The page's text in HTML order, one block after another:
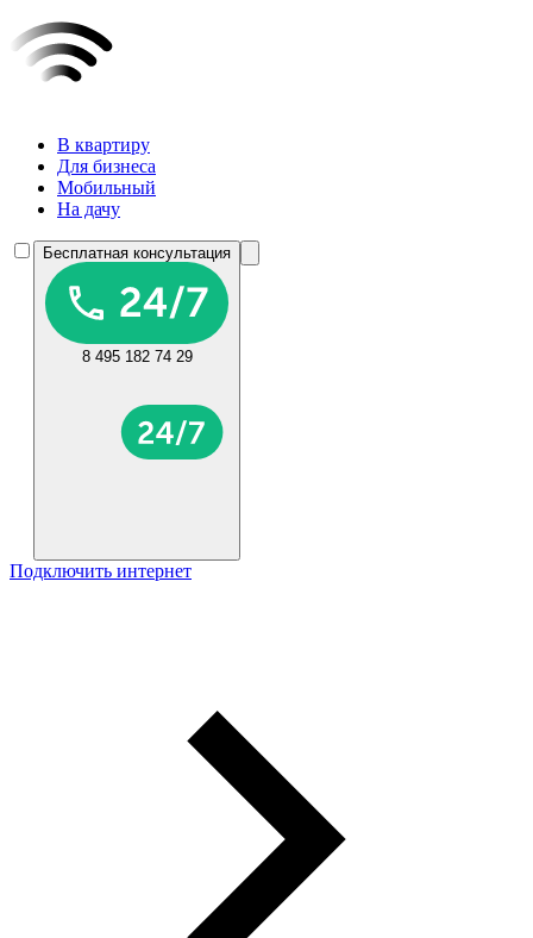
В квартиру
Для бизнеса
Мобильный
На дачу
Бесплатная консультация
8 495 182 74 29
Подключить интернет